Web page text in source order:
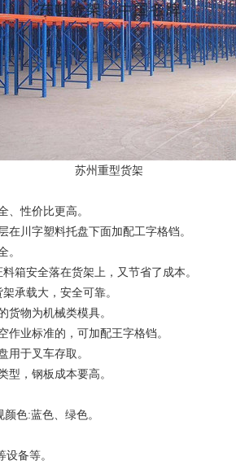
苏州重型货架
、性价比更高。
川字塑料托盘下面加配工字格铛。
。
箱安全落在货架上，又节省了成本。
承载大，安全可靠。
货物为机械类模具。
业标准的，可加配王字格铛。
用于叉车存取。
型，钢板成本要高。
色:蓝色、绿色。
备等。